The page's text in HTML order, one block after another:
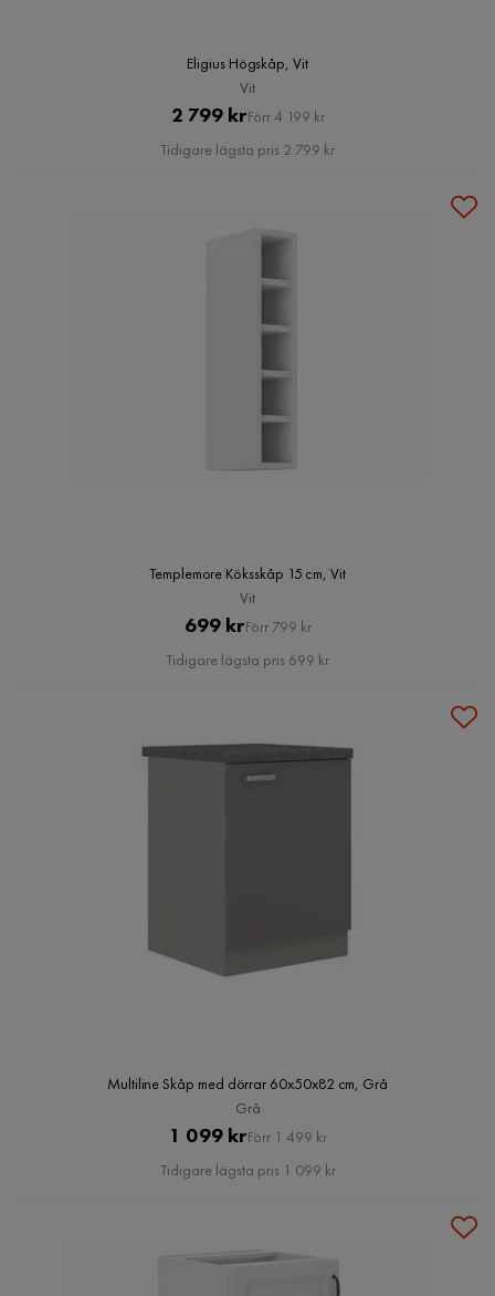
Eligius Högskåp, Vit
Vit
Pris
2 799 krOriginal
Pris
Förr 4 199 kr
Tidigare lägsta pris 2 799 kr
Templemore Köksskåp 15 cm, Vit
Vit
Pris
699 krOriginal
Pris
Förr 799 kr
Tidigare lägsta pris 699 kr
Multiline Skåp med dörrar 60x50x82 cm, Grå
Grå
Pris
1 099 krOriginal
Pris
Förr 1 499 kr
Tidigare lägsta pris 1 099 kr